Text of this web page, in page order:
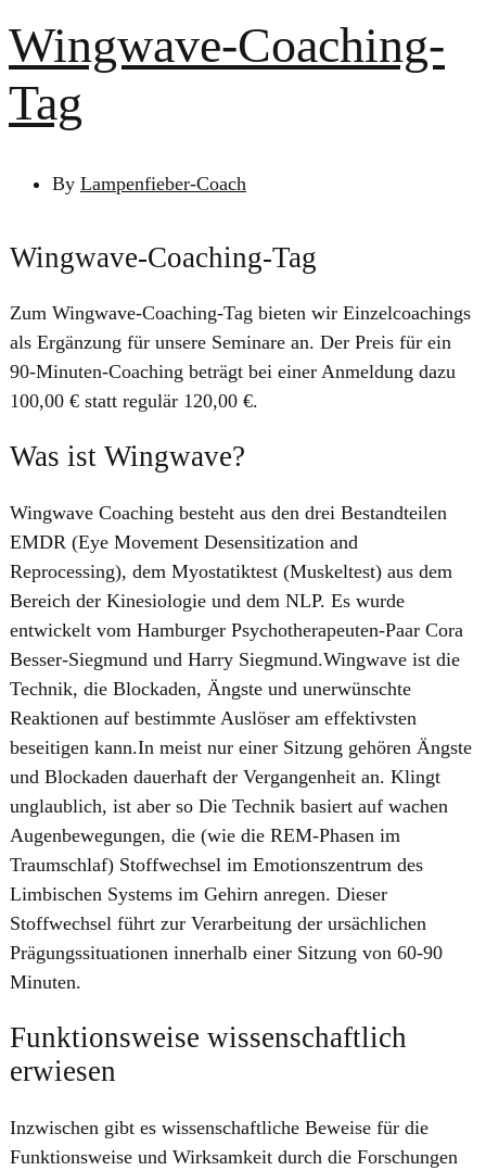
Wingwave-Coaching-
Tag
By Lampenfieber-Coach
Wingwave-Coaching-Tag
Zum Wingwave-Coaching-Tag bieten wir Einzelcoachings
als Ergänzung für unsere Seminare an. Der Preis für ein
90-Minuten-Coaching beträgt bei einer Anmeldung dazu
100,00 € statt regulär 120,00 €.
Was ist Wingwave?
Wingwave Coaching besteht aus den drei Bestandteilen
EMDR (Eye Movement Desensitization and
Reprocessing), dem Myostatiktest (Muskeltest) aus dem
Bereich der Kinesiologie und dem NLP. Es wurde
entwickelt vom Hamburger Psychotherapeuten-Paar Cora
Besser-Siegmund und Harry Siegmund.Wingwave ist die
Technik, die Blockaden, Ängste und unerwünschte
Reaktionen auf bestimmte Auslöser am effektivsten
beseitigen kann.In meist nur einer Sitzung gehören Ängste
und Blockaden dauerhaft der Vergangenheit an. Klingt
unglaublich, ist aber so Die Technik basiert auf wachen
Augenbewegungen, die (wie die REM-Phasen im
Traumschlaf) Stoffwechsel im Emotionszentrum des
Limbischen Systems im Gehirn anregen. Dieser
Stoffwechsel führt zur Verarbeitung der ursächlichen
Prägungssituationen innerhalb einer Sitzung von 60-90
Minuten.
Funktionsweise wissenschaftlich
erwiesen
Inzwischen gibt es wissenschaftliche Beweise für die
Funktionsweise und Wirksamkeit durch die Forschungen